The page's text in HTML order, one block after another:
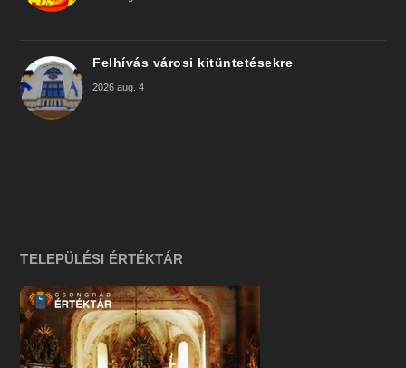
Felhívás városi kitüntetésekre
2026 aug. 4
TELEPÜLÉSI ÉRTÉKTÁR